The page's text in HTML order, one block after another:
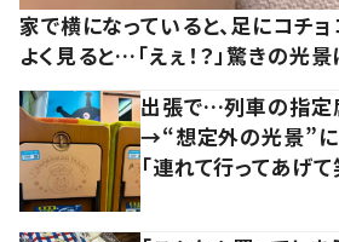
家で横になっていると、足にコチ
よく見ると…「えぇ！？」驚きの光景
出張で…列車の指
→“想定外の光景”に「
「連れて行ってあげて